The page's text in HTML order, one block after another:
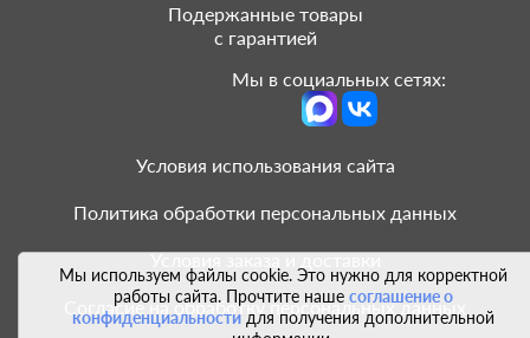
Мы используем файлы cookie. Это нужно для корректной
работы сайта. Прочтите наше соглашение о
конфиденциальностидля получения дополнительной
Подержанные товары
с гарантией
Мы в социальных сетях:
Условия использования сайта
Политика обработки персональных данных
Условия заказа и доставки
Согласие на обработку персональных данных